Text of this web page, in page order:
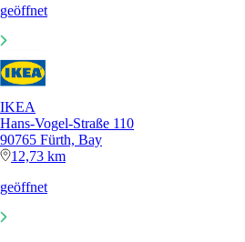
geöffnet
IKEA
Hans-Vogel-Straße 110
90765 Fürth, Bay
12,73 km
geöffnet